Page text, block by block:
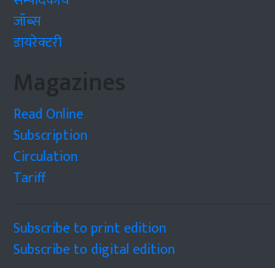
जॉब्स
डायरेक्टरी
Magazines
Read Online
Subscription
Circulation
Tariff
Subscribe to print edition
Subscribe to digital edition